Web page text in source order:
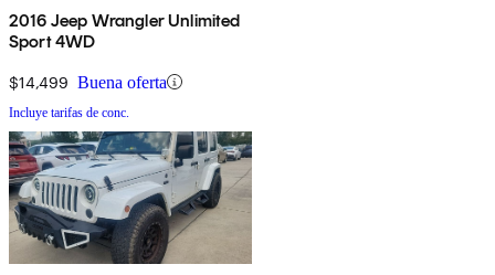
2016 Jeep Wrangler Unlimited
Sport 4WD
$14,499 Buena oferta
Incluye tarifas de conc.